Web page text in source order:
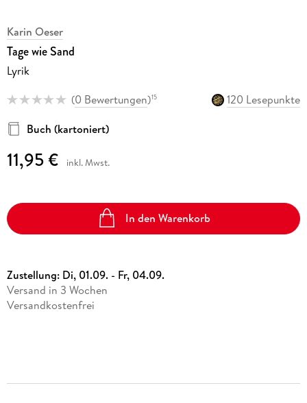
Karin Oeser
Tage wie Sand
Lyrik
(0 Bewertungen)15
120 Lesepunkte
Buch (kartoniert)
11,95 € inkl. Mwst.
In den Warenkorb
Zustellung: Di, 01.09. - Fr, 04.09.
Versand in 3 Wochen
Versandkostenfrei